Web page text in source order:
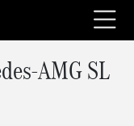
AMG SL